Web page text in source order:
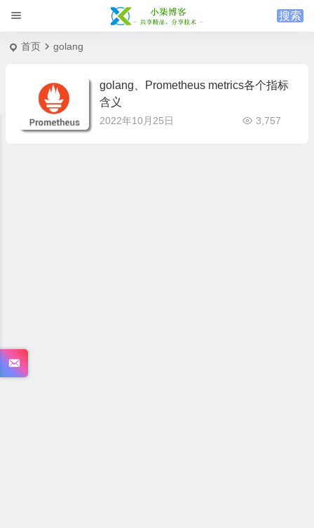
首页 golang
golang、Prometheus metrics各个指标
含义
2022年10月25日 3,757